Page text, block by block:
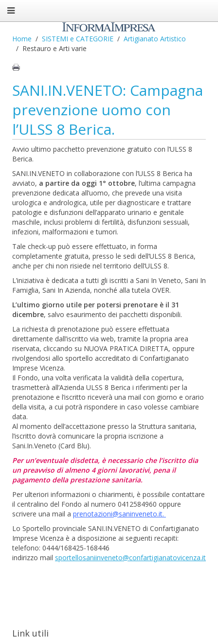
Home SISTEMI e CATEGORIE
Artigianato Artistico
Restauro e Arti varie
SANI.IN.VENETO: Campagna
prevenzione uomo con
l’ULSS 8 Berica.
Avvio ultimo pacchetto prevenzione gratuito con l’ULSS 8
Berica.
SANI.IN.VENETO in collaborazione con l’ULSS 8 Berica ha
avviato, a partire da oggi 1° ottobre, l’ultima campagna
prevenzione dedicata all’uomo, che prevede una visita
urologica e andrologica, utile per diagnosticare e trattare
patologie e disfunzioni dell’apparato urinario e genitale
maschile, inclusi problemi di fertilità, disfunzioni sessuali,
infezioni, malformazioni e tumori.
Tale check-up può essere effettuato, in forma
completamente gratuita, presso le sedi dell’ULSS 8 Berica,
anche per chi non risiede nel territorio dell’ULSS 8.
L’iniziativa è dedicata a tutti gli iscritti a Sani In Veneto, Sani In
Famiglia, Sani In Azienda, nonché alla tutela OVER.
L’ultimo giorno utile per potersi prenotare è il 31
dicembre, salvo esaurimento dei pacchetti disponibili.
La richiesta di prenotazione può essere effettuata
direttamente dall’iscritto via web, tramite la propria area
riservata, cliccando su NUOVA PRATICA DIRETTA, oppure
rivolgendosi allo sportello accreditato di Confartigianato
Imprese Vicenza.
Il Fondo, una volta verificata la validità della copertura,
trasmetterà all’Azienda ULSS 8 Berica i riferimenti per la
prenotazione e l’iscritto riceverà una mail con giorno e orario
della visita, a cui potrà rispondere in caso volesse cambiare
data.
Al momento dell’accettazione presso la Struttura sanitaria,
l’iscritto dovrà comunicare la propria iscrizione a
Sani.In.Veneto (Card Blu).
Per un’eventuale disdetta, è necessario che l’iscritto dia
un preavviso di almeno 4 giorni lavorativi, pena il
pagamento della prestazione sanitaria.
Per ulteriori informazioni o chiarimenti, è possibile contattare
il centralino del Fondo al numero 0412584960 oppure
scrivere una mail a prenotazioni@saninveneto.it.
Lo Sportello provinciale SANI.IN.VENETO di Confartigianato
Imprese Vicenza è a disposizione ai seguenti recapiti:
telefono: 0444/168425-168446
indirizzo mail sportellosaniinveneto@confartigianatovicenza.it
Link utili